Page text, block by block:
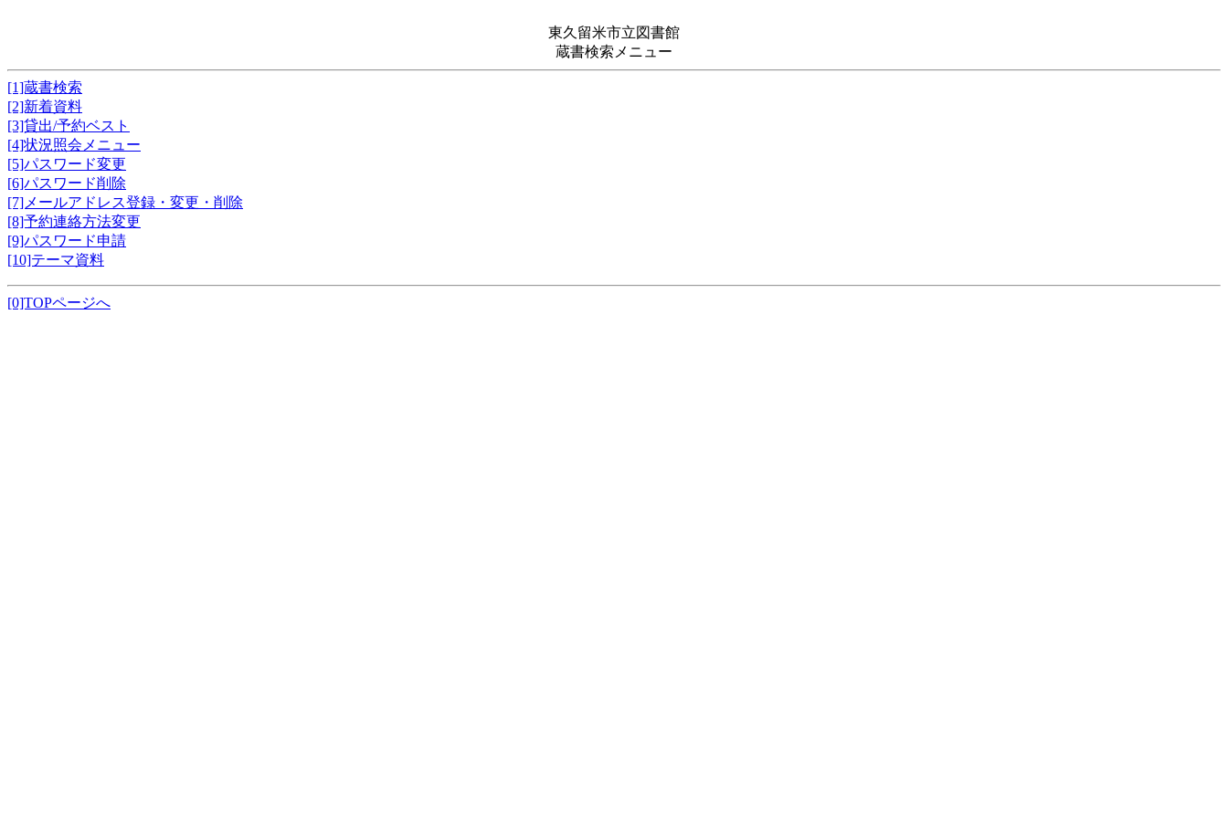
東久留米市立図書館
蔵書検索メニュー
[1]蔵書検索
[2]新着資料
[3]貸出/予約ベスト
[4]状況照会メニュー
[5]パスワード変更
[6]パスワード削除
[7]メールアドレス登録・変更・削除
[8]予約連絡方法変更
[9]パスワード申請
[10]テーマ資料
[0]TOPページへ